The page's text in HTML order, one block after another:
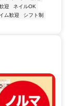
迎
ネイルOK
ム歓迎
シフト制